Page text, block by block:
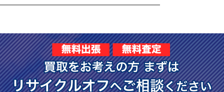
━━━━━━━━━━━━━━━━━━━━